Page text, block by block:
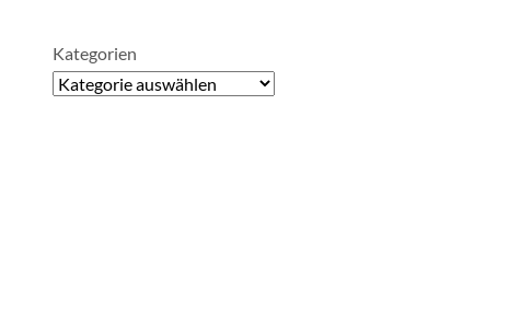
Kategorien